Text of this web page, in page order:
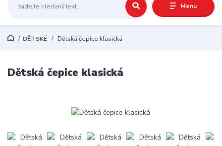
Menu
DĚTSKÉ Dětská čepice klasická
Dětská čepice klasická